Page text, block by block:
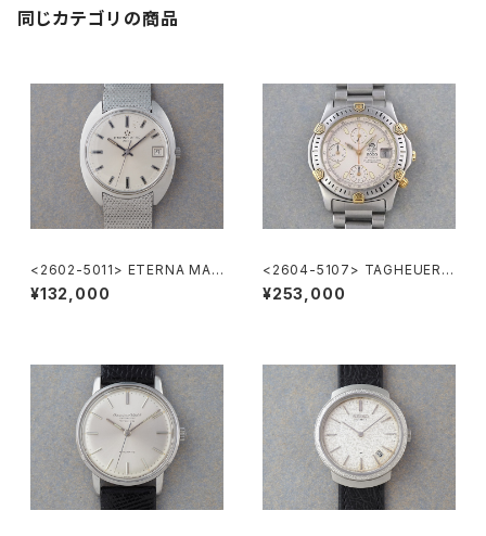
同じカテゴリの商品
<2602-5011> ETERNA MAT
IC 3003
¥132,000
<2604-5107> TAGHEUER S
uper 2000 Chronograph
¥253,000